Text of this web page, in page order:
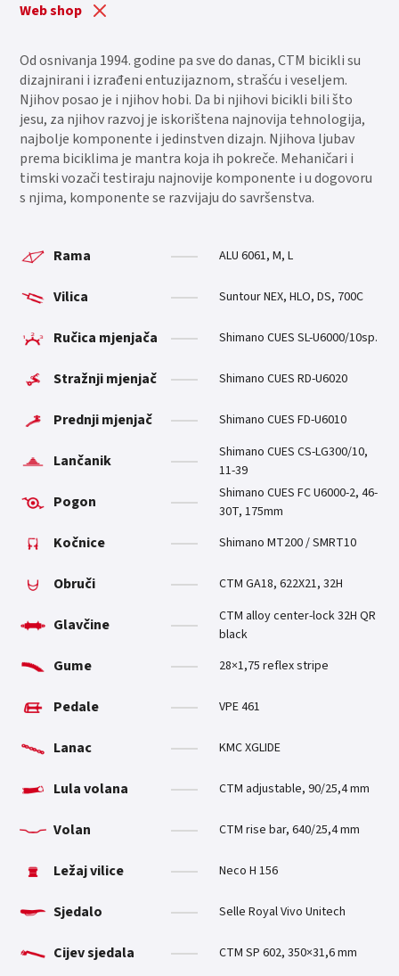
Web shop
Od osnivanja 1994. godine pa sve do danas, CTM bicikli su
dizajnirani i izrađeni entuzijaznom, strašću i veseljem.
Njihov posao je i njihov hobi. Da bi njihovi bicikli bili što
jesu, za njihov razvoj je iskorištena najnovija tehnologija,
najbolje komponente i jedinstven dizajn. Njihova ljubav
prema biciklima je mantra koja ih pokreče. Mehaničari i
timski vozači testiraju najnovije komponente i u dogovoru
s njima, komponente se razvijaju do savršenstva.
Rama ALU 6061, M, L
Vilica Suntour NEX, HLO, DS, 700C
Ručica mjenjača Shimano CUES SL-U6000/10sp.
Stražnji mjenjač Shimano CUES RD-U6020
Prednji mjenjač Shimano CUES FD-U6010
Lančanik
Shimano CUES CS-LG300/10,
11-39
Pogon
Shimano CUES FC U6000-2, 46-
30T, 175mm
Kočnice Shimano MT200 / SMRT10
Obruči CTM GA18, 622X21, 32H
Glavčine
CTM alloy center-lock 32H QR
black
Gume 28×1,75 reflex stripe
Pedale VPE 461
Lanac KMC XGLIDE
Lula volana CTM adjustable, 90/25,4 mm
Volan CTM rise bar, 640/25,4 mm
Ležaj vilice Neco H 156
Sjedalo Selle Royal Vivo Unitech
Cijev sjedala CTM SP 602, 350×31,6 mm